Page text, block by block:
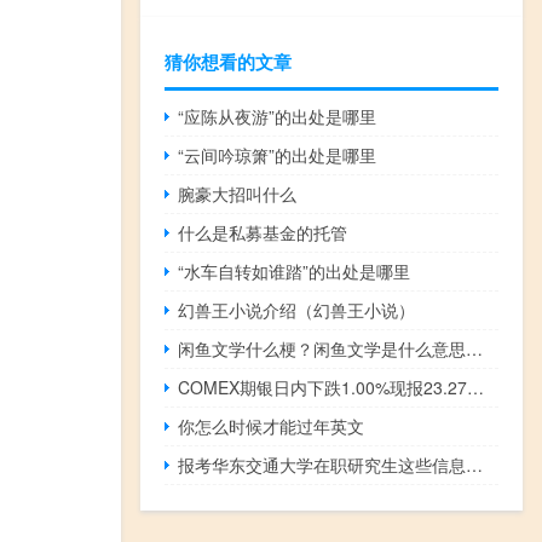
猜你想看的文章
“应陈从夜游”的出处是哪里
“云间吟琼箫”的出处是哪里
腕豪大招叫什么
什么是私募基金的托管
“水车自转如谁踏”的出处是哪里
幻兽王小说介绍（幻兽王小说）
闲鱼文学什么梗？闲鱼文学是什么意思什么梗
COMEX期银日内下跌1.00%现报23.27美元/盎司
你怎么时候才能过年英文
报考华东交通大学在职研究生这些信息你了解了吗